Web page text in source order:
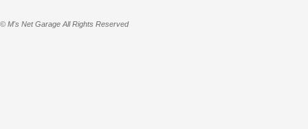
© M's Net Garage All Rights Reserved